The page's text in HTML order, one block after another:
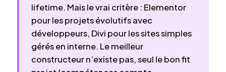
lifetime. Mais le vrai critère : Elementor
pour les projets évolutifs avec
développeurs, Divi pour les sites simples
gérés en interne. Le meilleur
constructeur n’existe pas, seul le bon fit